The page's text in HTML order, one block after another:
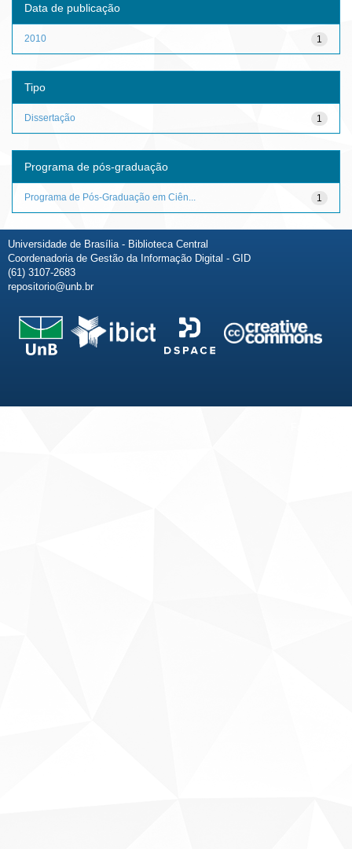
Data de publicação
1
2010
Tipo
1
Dissertação
Programa de pós-graduação
1
Programa de Pós-Graduação em Ciên...
Universidade de Brasília - Biblioteca Central
Coordenadoria de Gestão da Informação Digital - GID
(61) 3107-2683
repositorio@unb.br